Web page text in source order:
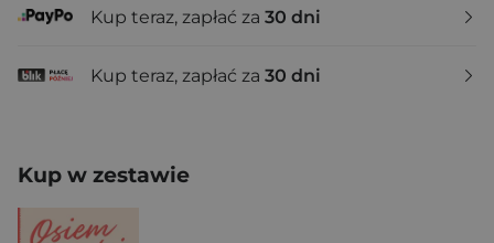
Kup teraz, zapłać za 30 dni
Kup teraz, zapłać za 30 dni
Kup w zestawie